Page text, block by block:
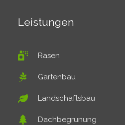
Leistungen
Rasen
Gartenbau
Landschaftsbau
Dachbegrunung